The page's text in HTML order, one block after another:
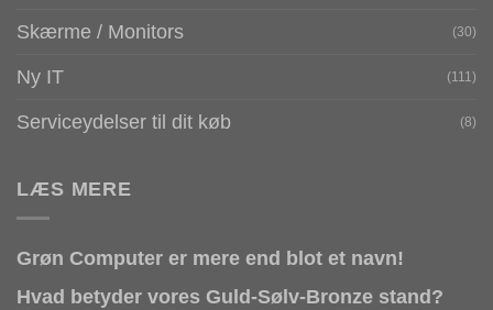
Skærme / Monitors (30)
Ny IT (111)
Serviceydelser til dit køb (8)
LÆS MERE
Grøn Computer er mere end blot et navn!
Hvad betyder vores Guld-Sølv-Bronze stand?